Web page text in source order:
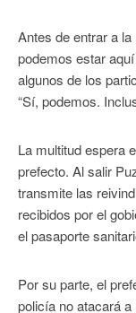
Antes de entrar a
podemos estar
algunos de los
“Sí, podemos.
La multitud espera
prefecto. Al salir
transmite las
recibidos por el
el pasaporte
Por su parte, el
policía no atacará